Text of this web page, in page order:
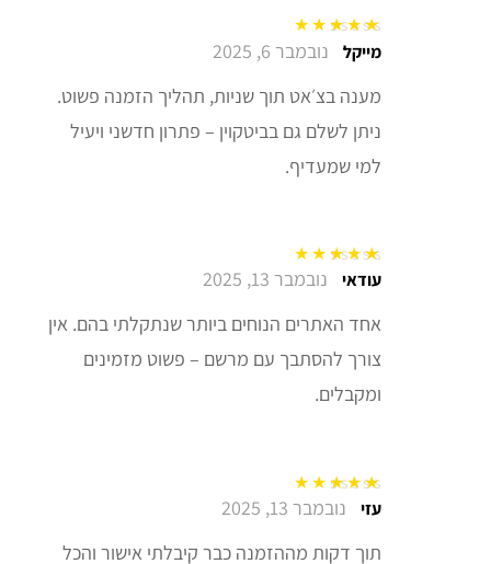
דורג5מתוך 5מייקל נובמבר 6, 2025
מענה בצ׳אט תוך שניות, תהליך הזמנה פשוט.
ניתן לשלם גם בביטקוין – פתרון חדשני ויעיל
למי שמעדיף.
דורג5מתוך 5עודאי נובמבר 13, 2025
אחד האתרים הנוחים ביותר שנתקלתי בהם. אין
צורך להסתבך עם מרשם – פשוט מזמינים
ומקבלים.
דורג5 מתוך 5 עזי נובמבר 13, 2025
תוך דקות מההזמנה כבר קיבלתי אישור והכל